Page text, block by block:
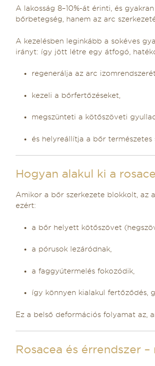
A lakosság 8–10%-át érinti, és
bőrbetegség, hanem az arc
A kezelésben leginkább a sokéves
irányt: így jött létre egy átfogó,
regenerálja az arc
kezeli a bőrfertőzéseket,
megszünteti a kötőszöveti
és helyreállítja a bőr természetes
Hogyan alakul ki a
Amikor a bőr szerkezete blokkolt, az
ezért:
a bőr helyett kötőszövet
a pórusok lezáródnak,
a faggyútermelés fokozódik,
így könnyen kialakul fertőződés,
Ez a belső deformációs folyamat az,
Rosacea és érrendszer –